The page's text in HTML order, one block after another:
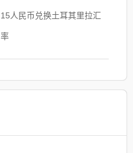
15人民币兑换土耳其里拉汇
率